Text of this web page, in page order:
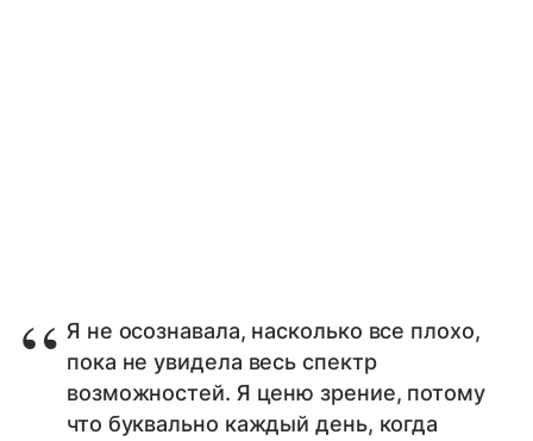
Я не осознавала, насколько все плохо,
пока не увидела весь спектр
возможностей. Я ценю зрение, потому
что буквально каждый день, когда